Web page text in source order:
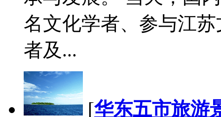
名文化学者、参与江
者及...
[华东五市旅游